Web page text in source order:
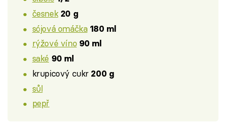
česnek 20 g
sójová omáčka 180 ml
rýžové víno 90 ml
saké 90 ml
krupicový cukr 200 g
sůl
pepř